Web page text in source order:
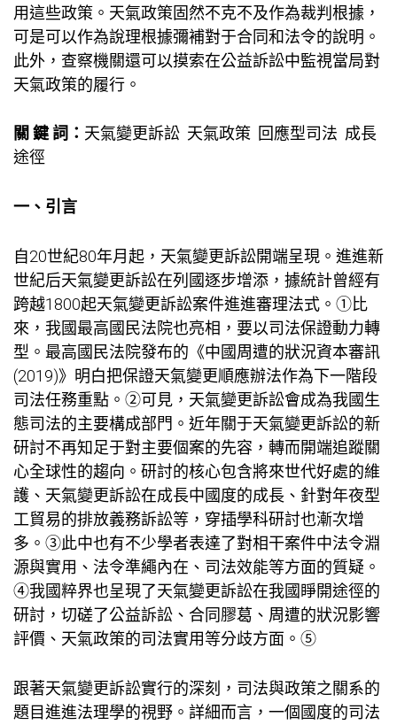
用這些政策。天氣政策固然不克不及作為裁判根據，
可是可以作為說理根據彌補對于合同和法令的說明。
此外，查察機關還可以摸索在公益訴訟中監視當局對
天氣政策的履行。
關 鍵 詞： 天氣變更訴訟 天氣政策 回應型司法 成長
途徑
一、引言
自20世紀80年月起，天氣變更訴訟開端呈現。進進新
世紀后天氣變更訴訟在列國逐步增添，據統計曾經有
跨越1800起天氣變更訴訟案件進進審理法式。①比
來，我國最高國民法院也亮相，要以司法保證動力轉
型。最高國民法院發布的《中國周遭的狀況資本審訊
(2019)》明白把保證天氣變更順應辦法作為下一階段
司法任務重點。②可見，天氣變更訴訟會成為我國生
態司法的主要構成部門。近年關于天氣變更訴訟的新
研討不再知足于對主要個案的先容，轉而開端追蹤關
心全球性的趨向。研討的核心包含將來世代好處的維
護、天氣變更訴訟在成長中國度的成長、針對年夜型
工貿易的排放義務訴訟等，穿插學科研討也漸次增
多。③此中也有不少學者表達了對相干案件中法令淵
源與實用、法令準繩內在、司法效能等方面的質疑。
④我國粹界也呈現了天氣變更訴訟在我國睜開途徑的
研討，切磋了公益訴訟、合同膠葛、周遭的狀況影響
評價、天氣政策的司法實用等分歧方面。⑤
跟著天氣變更訴訟實行的深刻，司法與政策之關系的
題目進進法理學的視野。詳細而言，一個國度的司法